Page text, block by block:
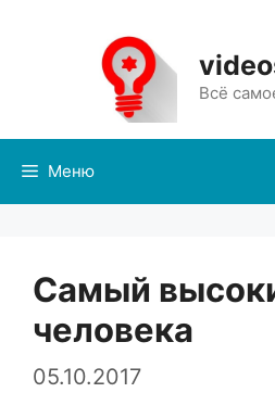
содержимому
Всё
Меню
Самый
человека
05.10.2017